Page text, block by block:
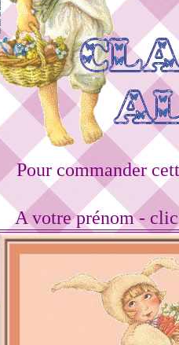
Pour commander
A votre prénom -